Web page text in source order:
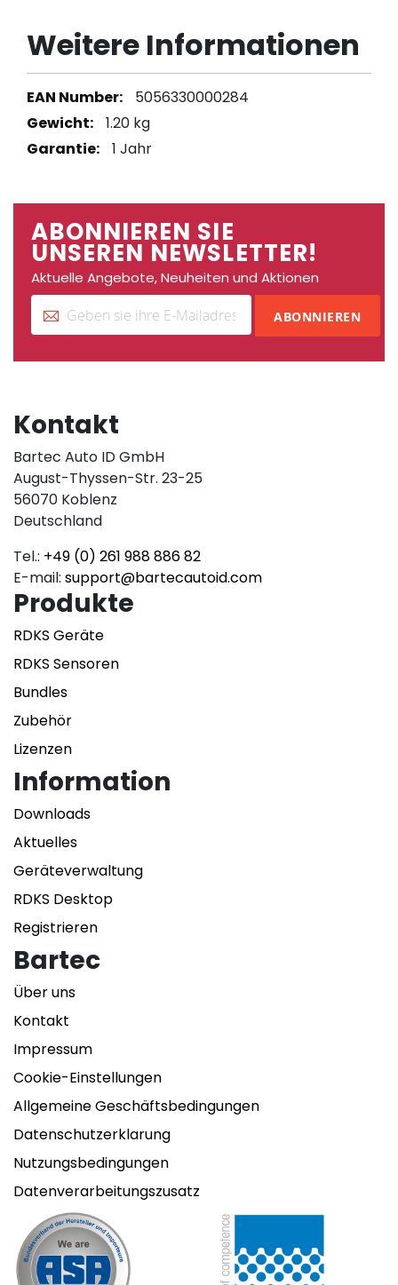
Weitere Informationen
Weitere
Informationen
5056330000284
1.20 kg
1 Jahr
ABONNIEREN SIE
UNSEREN NEWSLETTER!
Aktuelle Angebote, Neuheiten und Aktionen
ABONNIEREN
Kontakt
Bartec Auto ID GmbH
August-Thyssen-Str. 23-25
56070 Koblenz
Deutschland
Tel.: +49 (0) 261 988 886 82
E-mail: support@bartecautoid.com
Produkte
RDKS Geräte
RDKS Sensoren
Bundles
Zubehör
Lizenzen
Information
Downloads
Aktuelles
Geräteverwaltung
RDKS Desktop
Registrieren
Bartec
Über uns
Kontakt
Impressum
Cookie-Einstellungen
Allgemeine Geschäftsbedingungen
Datenschutzerklarung
Nutzungsbedingungen
Datenverarbeitungszusatz